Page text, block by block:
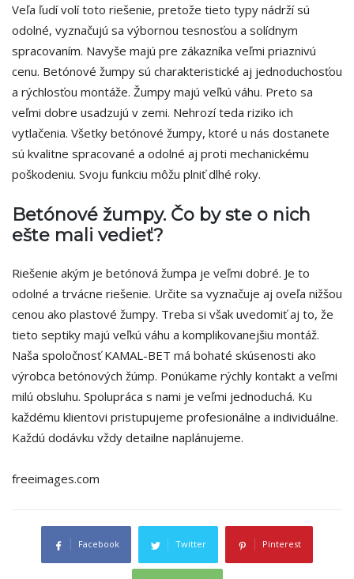
Veľa ľudí volí toto riešenie, pretože tieto typy nádrží sú
odolné, vyznačujú sa výbornou tesnosťou a solídnym
spracovaním. Navyše majú pre zákazníka veľmi priaznivú
cenu. Betónové žumpy sú charakteristické aj jednoduchosťou
a rýchlosťou montáže. Žumpy majú veľkú váhu. Preto sa
veľmi dobre usadzujú v zemi. Nehrozí teda riziko ich
vytlačenia. Všetky betónové žumpy, ktoré u nás dostanete
sú kvalitne spracované a odolné aj proti mechanickému
poškodeniu. Svoju funkciu môžu plniť dlhé roky.
Betónové žumpy. Čo by ste o nich
ešte mali vedieť?
Riešenie akým je betónová žumpa je veľmi dobré. Je to
odolné a trvácne riešenie. Určite sa vyznačuje aj oveľa nižšou
cenou ako plastové žumpy. Treba si však uvedomiť aj to, že
tieto septiky majú veľkú váhu a komplikovanejšiu montáž.
Naša spoločnosť KAMAL-BET má bohaté skúsenosti ako
výrobca betónových žúmp. Ponúkame rýchly kontakt a veľmi
milú obsluhu. Spolupráca s nami je veľmi jednoduchá. Ku
každému klientovi pristupujeme profesionálne a individuálne.
Každú dodávku vždy detailne naplánujeme.
freeimages.com
Facebook Twitter Pinterest